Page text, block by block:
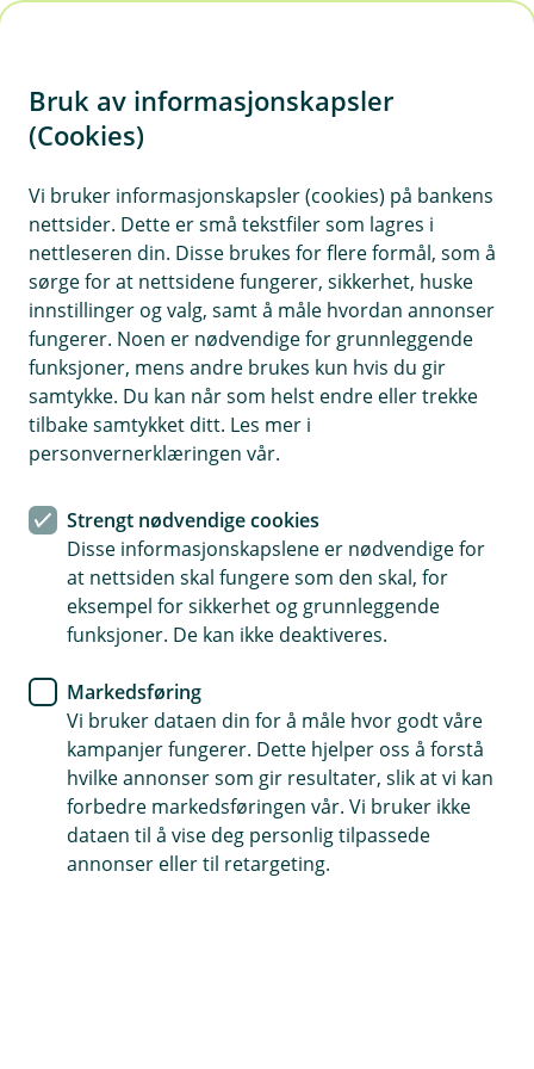
Kontaktskjema | Bedrift
Fyll ut skjemaet under, så tar vi kontakt med deg.
Hjelp og kontakt
Book mote
post@hsbank.no
63 85 70 70
Telefontid
Mandag-fredag: 07:00-21:00
Lørdag-søndag: 09:00-21:00
Forsikring: 915 03 850
Snakk med skadekonsulent: mandag til fredag 08:00-
16.00
Bruk av informasjonskapsler
(Cookies)
Vi bruker informasjonskapsler (cookies) på bankens
nettsider. Dette er små tekstfiler som lagres i
nettleseren din. Disse brukes for flere formål, som å
sørge for at nettsidene fungerer, sikkerhet, huske
innstillinger og valg, samt å måle hvordan annonser
fungerer. Noen er nødvendige for grunnleggende
funksjoner, mens andre brukes kun hvis du gir
samtykke. Du kan når som helst endre eller trekke
tilbake samtykket ditt. Les mer i
personvernerklæringen vår.
Strengt nødvendige cookies
Disse informasjonskapslene er nødvendige for
at nettsiden skal fungere som den skal, for
eksempel for sikkerhet og grunnleggende
funksjoner. De kan ikke deaktiveres.
Markedsføring
Vi bruker dataen din for å måle hvor godt våre
kampanjer fungerer. Dette hjelper oss å forstå
hvilke annonser som gir resultater, slik at vi kan
forbedre markedsføringen vår. Vi bruker ikke
dataen til å vise deg personlig tilpassede
annonser eller til retargeting.